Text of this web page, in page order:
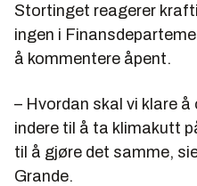
Stortinget reagerer
ingen i
å kommentere åpent.
– Hvordan skal vi klare
indere til å ta klimakutt
til å gjøre det samme,
Grande.